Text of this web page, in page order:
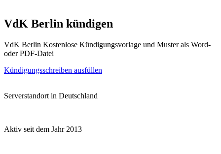
VdK Berlin kündigen
VdK Berlin Kostenlose Kündigungsvorlage und Muster als Word-
oder PDF-Datei
Kündigungsschreiben ausfüllen
Serverstandort in Deutschland
Aktiv seit dem Jahr 2013